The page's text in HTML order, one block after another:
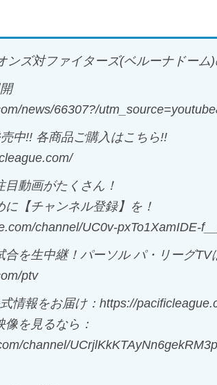
ンズ対ファイターズ(ベルーナドーム)
news/66307?/
中!! 各商品ご購入はこちら!!
動画がたくさん！
【チャンネル登録】を！
channel/UC0v-pxTo1XamIDE-
合を生中継！パーソル パ・リーグTV
ptv
情報をお届け：https://
を見るなら：
channel/